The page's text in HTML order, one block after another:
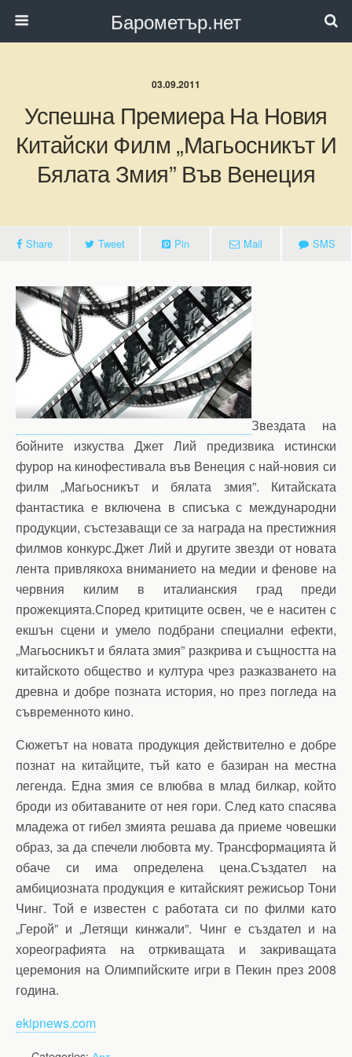
Барометър.нет
03.09.2011
Успешна Премиера На Новия
Китайски Филм „Магьосникът И
Бялата Змия” Във Венеция
Share Tweet Pin Mail SMS
Звездата на
бойните изкуства Джет Лий предизвика истински
фурор на кинофестивала във Венеция с най-новия си
филм „Магьосникът и бялата змия”. Китайската
фантастика е включена в списъка с международни
продукции, състезаващи се за награда на престижния
филмов конкурс.Джет Лий и другите звезди от новата
лента привлякоха вниманието на медии и фенове на
червния килим в италианския град преди
прожекцията.Според критиците освен, че е наситен с
екшън сцени и умело подбрани специални ефекти,
„Магьосникът и бялата змия” разкрива и същността на
китайското общество и култура чрез разказването на
древна и добре позната история, но през погледа на
съвременното кино.
Сюжетът на новата продукция действително е добре
познат на китайците, тъй като е базиран на местна
легенда. Една змия се влюбва в млад билкар, който
броди из обитаваните от нея гори. След като спасява
младежа от гибел змията решава да приеме човешки
образ, за да спечели любовта му. Трансформацията й
обаче си има определена цена.Създател на
амбициозната продукция е китайският режисьор Тони
Чинг. Той е известен с работата си по филми като
„Герой” и „Летящи кинжали”. Чинг е създател и на
хореографията на отркиващата и закриващата
церемония на Олимпийските игри в Пекин през 2008
година.
ekipnews.com